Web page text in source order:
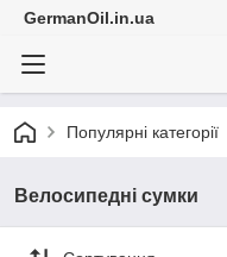
GermanOil.in.ua
Популярні категорії
Велосипедні сумки